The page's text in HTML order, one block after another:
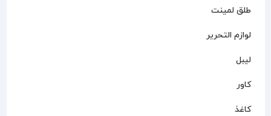
طلق لمینت
لوازم التحریر
لیبل
کاور
کاغذ